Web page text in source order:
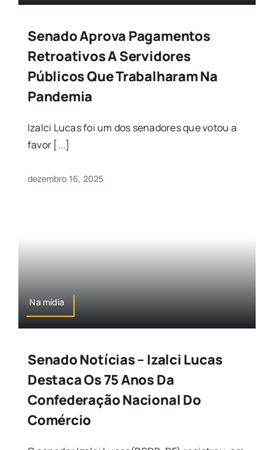
Senado Aprova Pagamentos
Retroativos A Servidores
Públicos Que Trabalharam Na
Pandemia
Izalci Lucas foi um dos senadores que votou a
favor [...]
dezembro 16, 2025
Na mídia
Senado Notícias – Izalci Lucas
Destaca Os 75 Anos Da
Confederação Nacional Do
Comércio